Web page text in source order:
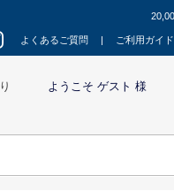
よくあるご質問 ご利用ガイド
ようこそ ゲスト 様